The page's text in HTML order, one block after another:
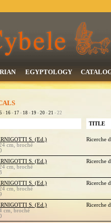
EGYPTOLOGY
- 16 - 17 - 18 - 19 - 20 - 21 - 22
TITLE
S. (Ed.)
cm, broché
Ricerche
S. (Ed.)
cm, broché
Ricerche
S. (Ed.)
cm, broché
Ricerche
S. (Ed.)
cm, broché
Ricerche